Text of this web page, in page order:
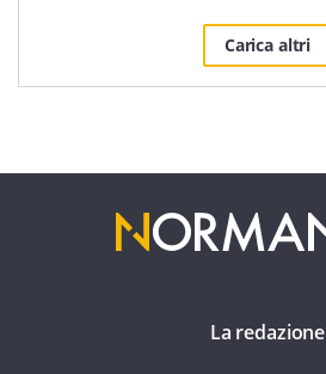
Carica altri
La redazione